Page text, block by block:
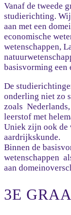
Vanaf de tweede
studierichting.
aan met een
economische
wetenschappen,
basisvorming een
De
onderling niet zo
zoals
leerstof met
Uniek zijn ook de
aardrijkskunde.
Binnen de
wetenschappen
aan
3E